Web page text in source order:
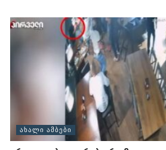
ᲐᲮᲐᲚᲘ ᲐᲛᲑᲔᲑᲘ